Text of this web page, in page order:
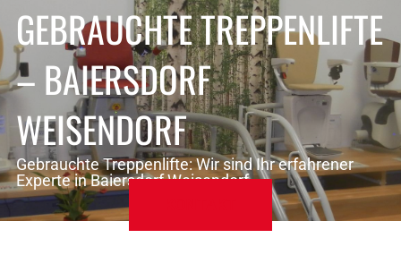
GEBRAUCHTE TREPPENLIFTE
– BAIERSDORF
WEISENDORF
Gebrauchte Treppenlifte: Wir sind Ihr erfahrener
Experte in Baiersdorf Weisendorf